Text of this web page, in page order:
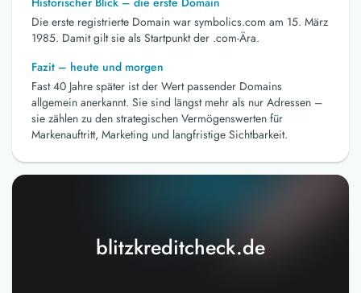
blitzkreditcheck.de
Die erste registrierte Domain war symbolics.com am 15. März
1985. Damit gilt sie als Startpunkt der .com-Ära.
Fazit – heute und morgen
Fast 40 Jahre später ist der Wert passender Domains
allgemein anerkannt. Sie sind längst mehr als nur Adressen –
sie zählen zu den strategischen Vermögenswerten für
Markenauftritt, Marketing und langfristige Sichtbarkeit.